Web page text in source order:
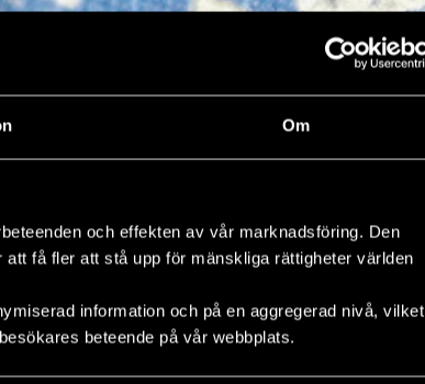
Om
och effekten av vår marknadsföring. Den
få fler att stå upp för mänskliga rättigheter världen
information och på en aggregerad nivå, vilket
beteende på vår webbplats.